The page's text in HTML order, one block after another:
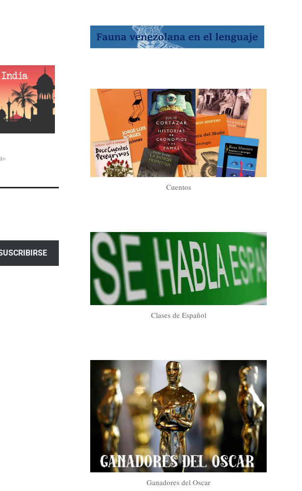
Cuentos
Clases de Español
Ganadores del Oscar